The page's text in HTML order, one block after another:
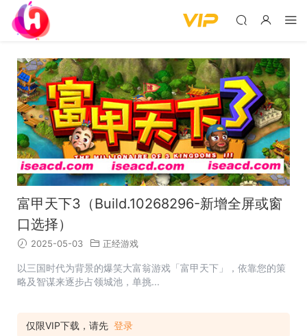
富甲天下3（Build.10268296-新增全屏或窗
口选择）
2025-05-03 正经游戏
以三国时代为背景的爆笑大富翁游戏「富甲天下」，依靠您的策
略及智谋来逐步占领城池，单挑...
仅限VIP下载，请先 登录